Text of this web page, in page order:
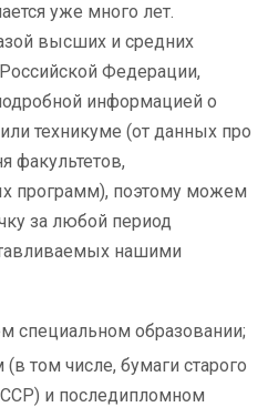
уже много лет.
высших и средних
Федерации,
информацией о
техникуме (от данных про
факультетов,
программ), поэтому можем
за любой период
нашими
специальном образовании;
том числе, бумаги старого
и последипломном